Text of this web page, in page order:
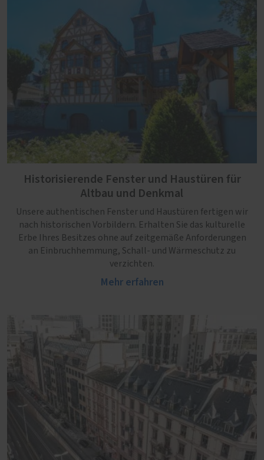
Historisierende Fenster und Haustüren für
Altbau und Denkmal
Unsere authentischen Fenster und Haustüren fertigen wir
nach historischen Vorbildern. Erhalten Sie das kulturelle
Erbe Ihres Besitzes ohne auf zeitgemäße Anforderungen
an Einbruchhemmung, Schall- und Wärmeschutz zu
verzichten.
Mehr erfahren